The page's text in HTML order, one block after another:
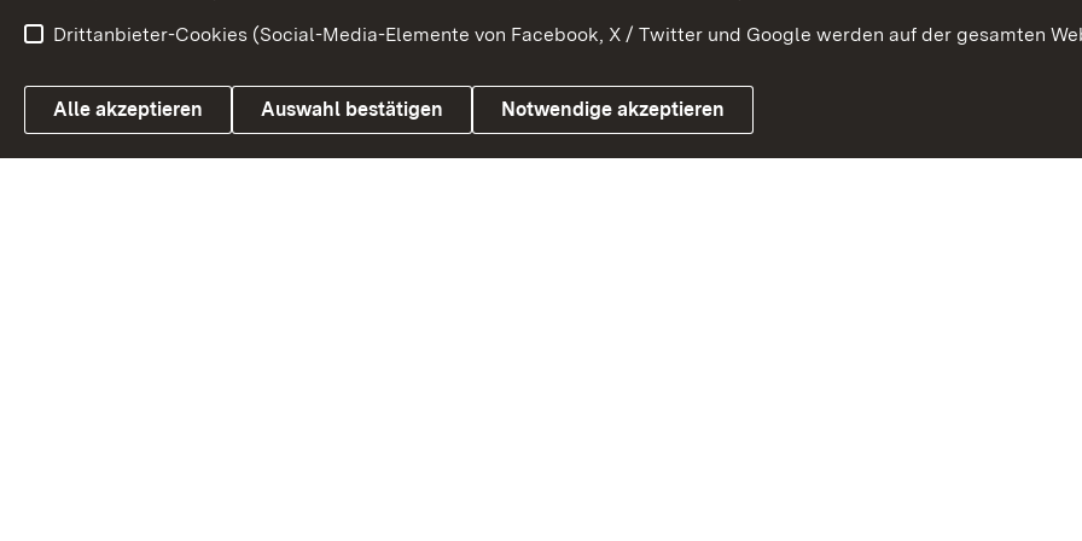
Link zum Landesportal
Impressum Kontakt
Drittanbieter-Cookies (Social-Media-Elemente von Facebook, X / Twitter und Google werden auf der gesamten
Alle akzeptieren Auswahl bestätigen Notwendige akzeptieren